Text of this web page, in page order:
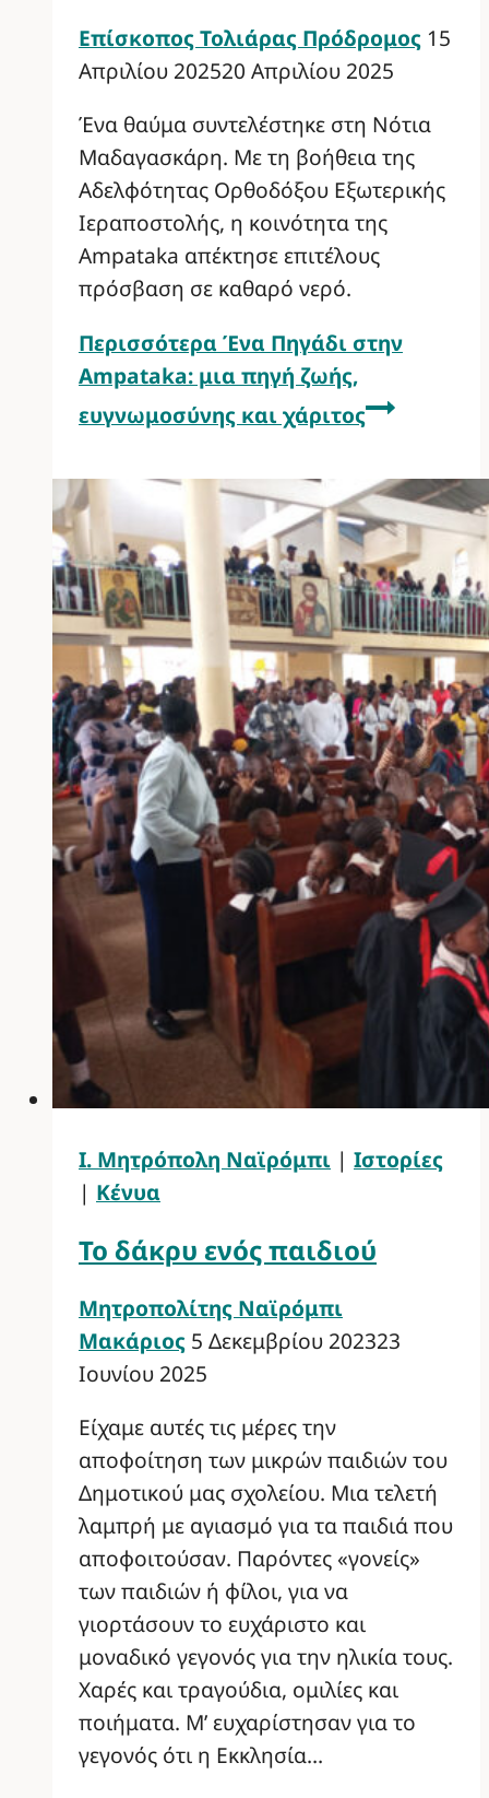
Επίσκοπος Τολιάρας Πρόδρομος 15
Απριλίου 202520 Απριλίου 2025
Ένα θαύμα συντελέστηκε στη Νότια
Μαδαγασκάρη. Με τη βοήθεια της
Αδελφότητας Ορθοδόξου Εξωτερικής
Ιεραποστολής, η κοινότητα της
Ampataka απέκτησε επιτέλους
πρόσβαση σε καθαρό νερό.
Περισσότερα Ένα Πηγάδι στην
Ampataka: μια πηγή ζωής,
ευγνωμοσύνης και χάριτος
Ι. Μητρόπολη Ναϊρόμπι | Ιστορίες
| Κένυα
Το δάκρυ ενός παιδιού
Μητροπολίτης Ναϊρόμπι
Μακάριος 5 Δεκεμβρίου 202323
Ιουνίου 2025
Είχαμε αυτές τις μέρες την
αποφοίτηση των μικρών παιδιών του
Δημοτικού μας σχολείου. Μια τελετή
λαμπρή με αγιασμό για τα παιδιά που
αποφοιτούσαν. Παρόντες «γονείς»
των παιδιών ή φίλοι, για να
γιορτάσουν το ευχάριστο και
μοναδικό γεγονός για την ηλικία τους.
Χαρές και τραγούδια, ομιλίες και
ποιήματα. Μ’ ευχαρίστησαν για το
γεγονός ότι η Εκκλησία…